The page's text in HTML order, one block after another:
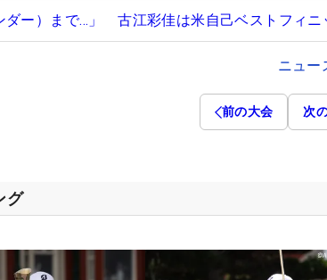
ダー）まで…」 古江彩佳は米自己ベストフィニ
ニュー
前の大会 次
グ